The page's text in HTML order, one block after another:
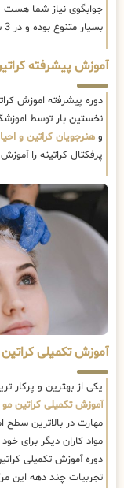
جوابگوی نیاز شما هست
بسیار متنوع بوده و در 3 سطح تخصصی ، تکمیلی ، مربیگری برگزار میشوند.
آموزش پیشرفته
دوره پیشرفته اموزش
نخستین بار توسط
و هنرجویان کراتین و
پرفکتال کراتینه را
آموزش تکمیلی
یکی از بهترین و پرکار
آموزش تکمیلی کراتین مو
مهارت در بالاترین سطح
مواد کاران دیگر برای
دوره آموزش تکمیلی
تجربیات چند دهه این